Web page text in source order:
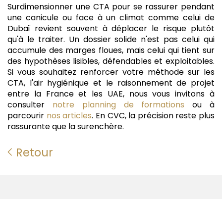
Surdimensionner une CTA pour se rassurer pendant
une canicule ou face à un climat comme celui de
Dubaï revient souvent à déplacer le risque plutôt
qu'à le traiter. Un dossier solide n'est pas celui qui
accumule des marges floues, mais celui qui tient sur
des hypothèses lisibles, défendables et exploitables.
Si vous souhaitez renforcer votre méthode sur les
CTA, l'air hygiénique et le raisonnement de projet
entre la France et les UAE, nous vous invitons à
consulter notre planning de formations ou à
parcourir nos articles. En CVC, la précision reste plus
rassurante que la surenchère.
Retour